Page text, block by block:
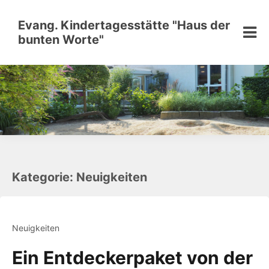
content
Evang. Kindertagesstätte "Haus der
bunten Worte"
Kategorie: Neuigkeiten
Neuigkeiten
Ein Entdeckerpaket von der